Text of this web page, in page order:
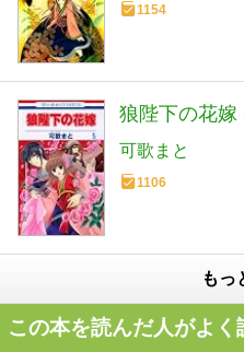
1154
狼陛下の花嫁
可歌まと
1106
もっ
この本を読んだ人がよく